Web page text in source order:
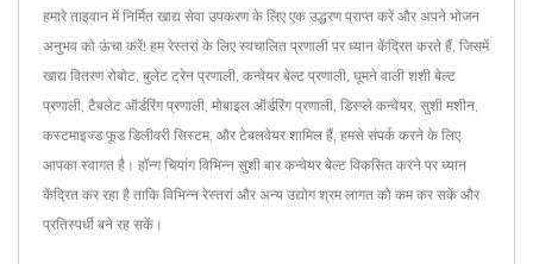
हमारे ताइवान में निर्मित खाद्य सेवा उपकरण के लिए एक उद्धरण प्राप्त करें और अपने भोजन
अनुभव को ऊंचा करें! हम रेस्तरां के लिए स्वचालित प्रणाली पर ध्यान केंद्रित करते हैं, जिसमें
खाद्य वितरण रोबोट, बुलेट ट्रेन प्रणाली, कन्वेयर बेल्ट प्रणाली, घूमने वाली शशी बेल्ट
प्रणाली, टैबलेट ऑर्डरिंग प्रणाली, मोबाइल ऑर्डरिंग प्रणाली, डिस्प्ले कन्वेयर, सुशी मशीन,
कस्टमाइज्ड फूड डिलीवरी सिस्टम, और टेबलवेयर शामिल हैं, हमसे संपर्क करने के लिए
आपका स्वागत है। हॉन्ग चियांग विभिन्न सुशी बार कन्वेयर बेल्ट विकसित करने पर ध्यान
केंद्रित कर रहा है ताकि विभिन्न रेस्तरां और अन्य उद्योग श्रम लागत को कम कर सकें और
प्रतिस्पर्धी बने रह सकें।